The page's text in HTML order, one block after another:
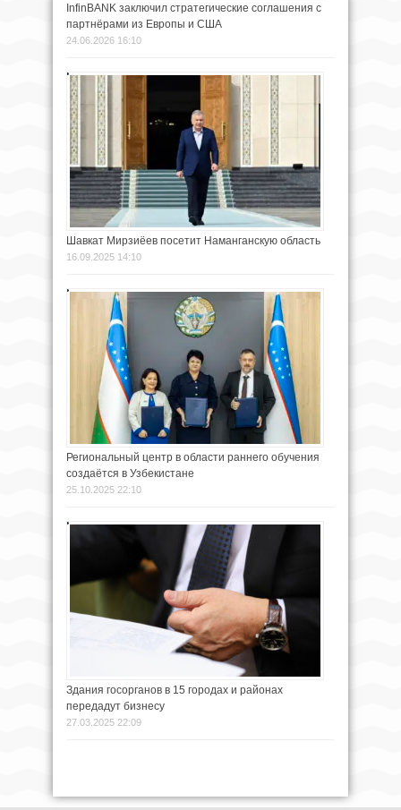
InfinBANK заключил стратегические соглашения с
партнёрами из Европы и США
24.06.2026 16:10
Шавкат Мирзиёев посетит Наманганскую область
16.09.2025 14:10
Региональный центр в области раннего обучения
создаётся в Узбекистане
25.10.2025 22:10
Здания госорганов в 15 городах и районах
передадут бизнесу
27.03.2025 22:09